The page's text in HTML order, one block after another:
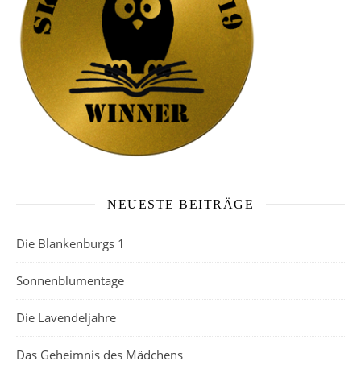
NEUESTE BEITRÄGE
Die Blankenburgs 1
Sonnenblumentage
Die Lavendeljahre
Das Geheimnis des Mädchens